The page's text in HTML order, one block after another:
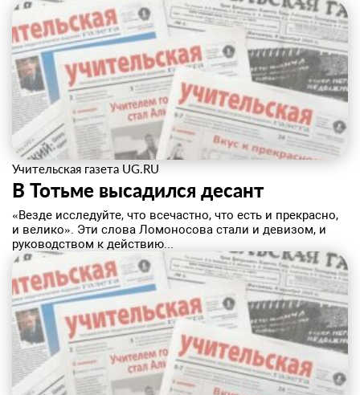
Учительская газета UG.RU
В Тотьме высадился десант
«Везде исследуйте, что всечастно, что есть и прекрасно,
и велико». Эти слова Ломоносова стали и девизом, и
руководством к действию...